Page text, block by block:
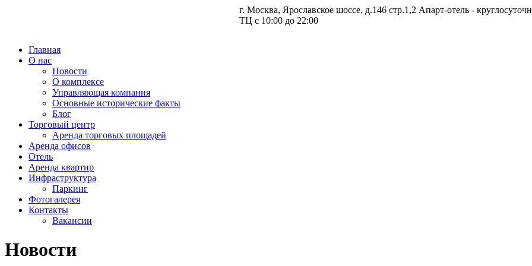
г. Москва, Ярославское шоссе, д.146 стр.1,2 Апарт-отель -
ТЦ с 10:00 до 22:00
Главная
О нас
Новости
О комплексе
Управляющая компания
Основные исторические факты
Блог
Торговый центр
Аренда торговых площадей
Аренда офисов
Отель
Аренда квартир
Инфраструктура
Паркинг
Фотогалерея
Контакты
Вакансии
Новости